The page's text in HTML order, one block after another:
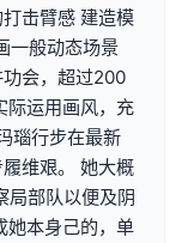
击臂感 建造模
一般动态场景
会，超过200
际运用画风，充
瑙行步在最新
维艰。 她大概
局部队以便及阴
她本身己的，单